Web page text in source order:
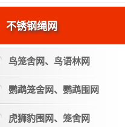
不锈钢绳网
鸟笼舍网、鸟语林网
鹦鹉笼舍网、鹦鹉围网
虎狮豹围网、笼舍网